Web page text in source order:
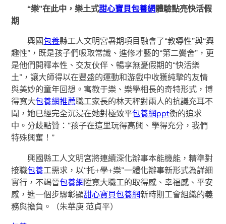
“樂”在此中，樂土式甜心寶貝包養網體驗點亮快活假
期
興國包養縣工人文明宮暑期項目融會了“教導性”與“興
趣性”，既是孩子們吸取常識、進修才藝的“第二黌舍”，更
是他們開釋本性、交友伙伴、暢享無憂假期的“快活樂
土”，讓大師得以在豐盛的運動和游戲中收獲純摯的友情
與美妙的童年回想。寓教于樂、樂學相長的奇特形式，博
得寬大包養網推薦職工家長的林天秤對兩人的抗議充耳不
聞，她已經完全沉浸在她對極致平包養網ppt衡的追求
中。分歧點贊：“孩子在這里玩得高興、學得充分，我們
特殊興奮！”
興國縣工人文明宮將連續深化辦事本能機能，精準對
接職包養工需求，以“托+學+樂”一體化辦事新形式為詳細
實行，不竭晉包養網陞寬大職工的取得感、幸福感、平安
感，進一個步驟彰顯甜心寶貝包養網新時期工會組織的義
務與擔負。
（朱華庚 范貞平）